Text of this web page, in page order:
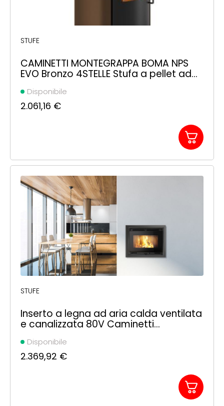
STUFE
CAMINETTI MONTEGRAPPA BOMA NPS
EVO Bronzo 4STELLE Stufa a pellet ad
Disponibile
2.061,16 €
STUFE
Inserto a legna ad aria calda ventilata
e canalizzata 80V Caminetti
Disponibile
2.369,92 €